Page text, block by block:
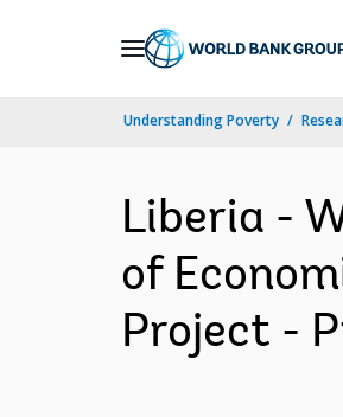
Understanding Poverty
Liberia -
of
Project -